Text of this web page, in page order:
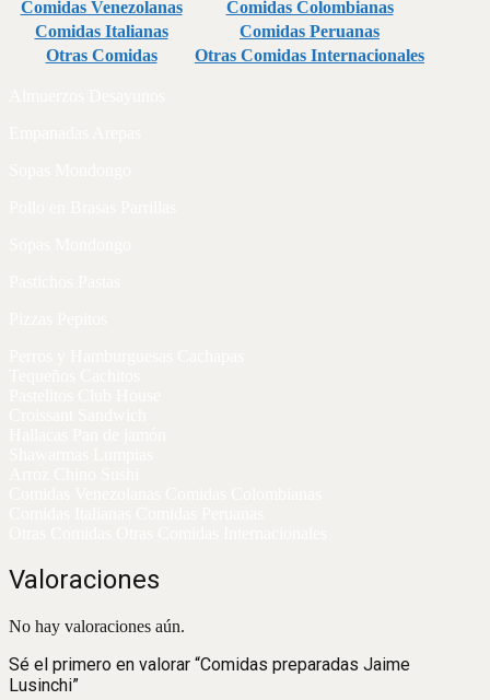
Comidas Venezolanas
Comidas Colombianas
Comidas Italianas
Comidas Peruanas
Otras Comidas
Otras Comidas Internacionales
Valoraciones
No hay valoraciones aún.
Sé el primero en valorar “Comidas preparadas Jaime
Lusinchi”